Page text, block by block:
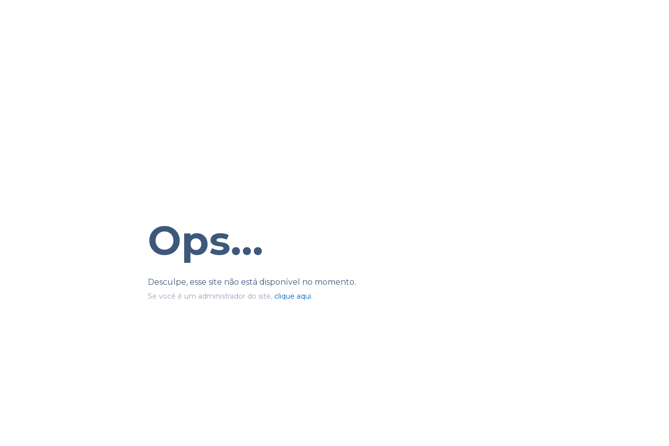
Ops...
Desculpe, esse site não está disponível no momento.
Se você é um administrador do site, clique aqui.